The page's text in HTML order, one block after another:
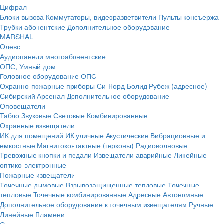
Цифрал
Блоки вызова Коммутаторы, видеоразветвители Пульты консъержа
Трубки абонентские Дополнительное оборудование
MARSHAL
Олевс
Аудиопанели многоабонентские
ОПС, Умный дом
Головное оборудование ОПС
Охранно-пожарные приборы Си-Норд Болид Рубеж (адресное)
Сибирский Арсенал Дополнительное оборудование
Оповещатели
Табло Звуковые Световые Комбинированные
Охранные извещатели
ИК для помещений ИК уличные Акустические Вибрационные и
емкостные Магнитоконтактные (герконы) Радиоволновые
Тревожные кнопки и педали Извещатели аварийные Линейные
оптико-электронные
Пожарные извещатели
Точечные дымовые Взрывозащищенные тепловые Точечные
тепловые Точечные комбинированные Адресные Автономные
Дополнительное оборудование к точечным извещателям Ручные
Линейные Пламени